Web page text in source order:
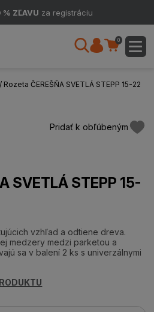
% ZĽAVU za registráciu
0
/ Rozeta ČEREŠŇA SVETLÁ STEPP 15-22
Pridať k obľúbeným
SVETLÁ STEPP 15-
vzhľad a odtiene dreva.
medzery medzi parketou a
sa v balení 2 ks s univerzálnymi